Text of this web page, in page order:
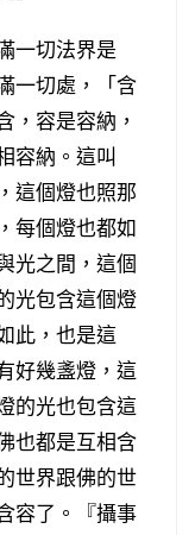
一切法界是
一切處，「含
，容是容納，
容納。這叫
這個燈也照那
每個燈也都如
光之間，這個
光包含這個燈
此，也是這
好幾盞燈，這
的光也包含這
也都是互相含
世界跟佛的世
容了。『攝事